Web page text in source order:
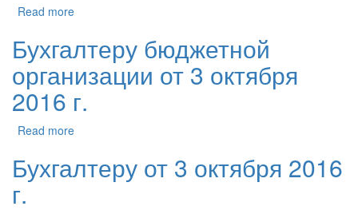
Read more
Бухгалтеру бюджетной
организации от 3 октября
2016 г.
Read more
Бухгалтеру от 3 октября 2016
г.